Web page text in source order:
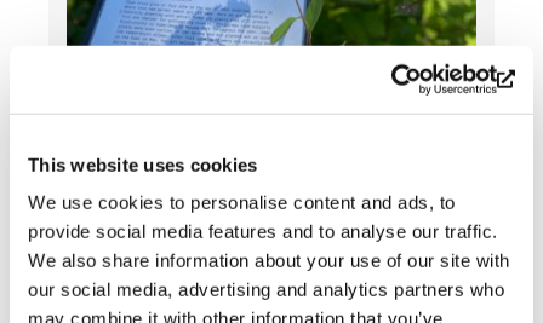
This website uses cookies
We use cookies to personalise content and ads, to
provide social media features and to analyse our traffic.
We also share information about your use of our site with
our social media, advertising and analytics partners who
may combine it with other information that you’ve
Följ med vår
mångfaldsplantering hela
sommaren »
Välkomna att besöka
mångfaldsplanteringen